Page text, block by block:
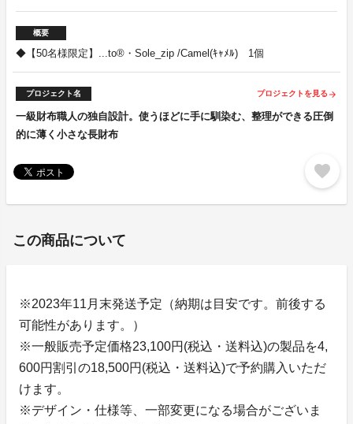
概要
◆【50名様限定】...to®・Sole_zip /Camel(ｷｬﾒﾙ) 1個
プロジェクト名 プロジェクトを見る arrow_forward
一級財布職人の独自設計。使うほどに手に馴染む、整理ができる圧倒
的に薄く小さな長財布
favorite
この商品について
※2023年11月末発送予定（納期は目安です。前後する
可能性があります。）
※一般販売予定価格23,100円(税込・送料込)の製品を4,
600円割引の18,500円(税込・送料込)で予約購入いただ
けます。
※デザイン・仕様等、一部変更になる場合がございま